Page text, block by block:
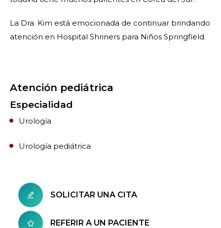
La Dra. Kim está emocionada de continuar brindando
atención en Hospital Shriners para Niños Springfield.
Atención pediátrica
Especialidad
Urología
Urología pediátrica
SOLICITAR UNA CITA
REFERIR A UN PACIENTE